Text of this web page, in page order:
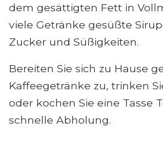
dem gesättigten Fett in
viele Getränke gesüßte
Zucker und Süßigkeiten.
Bereiten Sie sich zu Hause
Kaffeegetränke zu, trinken
oder kochen Sie eine Tasse
schnelle Abholung.